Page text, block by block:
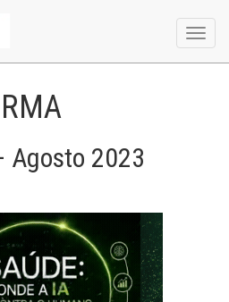
Agosto 2023